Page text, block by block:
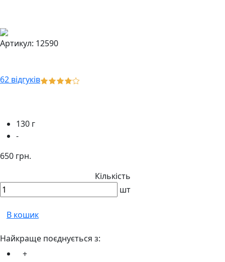
Артикул: 12590
62 відгуків
130 г
-
650 грн.
Кількість
шт
В кошик
Найкраще поєднується з:
+